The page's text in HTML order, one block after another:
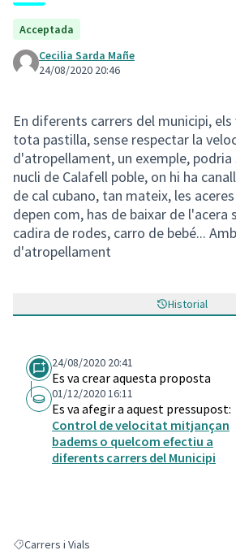
Acceptada
Cecilia Sarda Mañe
24/08/2020 20:46
En diferents carrers del municipi, els
tota pastilla, sense respectar la
d'atropellament, un exemple, podria
nucli de Calafell poble, on hi ha
de cal cubano, tan mateix, les
depen com, has de baixar de l'acera
cadira de rodes, carro de bebé...
d'atropellament
Historial
24/08/2020 20:41
Es va crear aquesta proposta
01/12/2020 16:11
Es va afegir a aquest pressupost:
Control de velocitat mitjançan
badems o quelcom efectiu a
diferents carrers del Municipi
Resultats en filtrar per: Carrers i Vials
Carrers i Vials